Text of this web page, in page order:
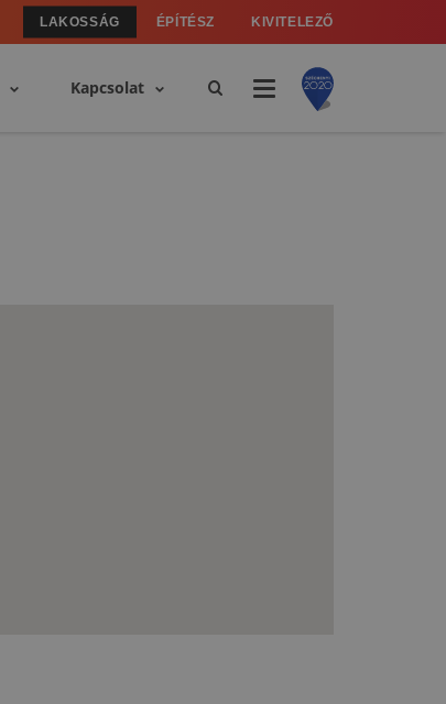
LAKOSSÁG ÉPÍTÉSZ KIVITELEZŐ
Kapcsolat